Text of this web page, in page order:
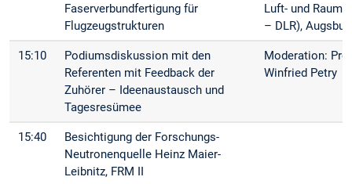
Faserverbundfertigung für
Flugzeugstrukturen
Luft- und
– DLR),
15:10
Podiumsdiskussion mit den
Referenten mit Feedback der
Zuhörer – Ideenaustausch und
Tagesresümee
Moderation:
Winfried Petry
15:40
Besichtigung der Forschungs-
Neutronenquelle Heinz Maier-
Leibnitz, FRM II